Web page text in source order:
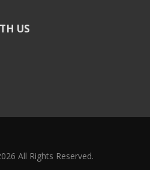
US
All Rights Reserved.